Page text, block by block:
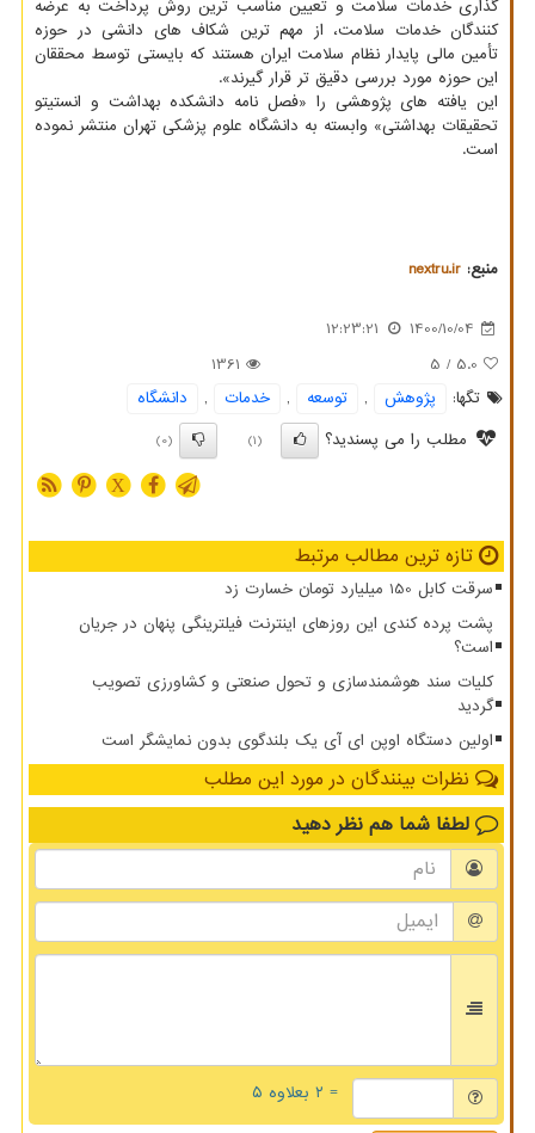
گذاری خدمات سلامت و تعیین مناسب ترین روش پرداخت به عرضه
کنندگان خدمات سلامت، از مهم ترین شکاف های دانشی در حوزه
تأمین مالی پایدار نظام سلامت ایران هستند که بایستی توسط محققان
این حوزه مورد بررسی دقیق تر قرار گیرند».
این یافته های پژوهشی را «فصل نامه دانشکده بهداشت و انستیتو
تحقیقات بهداشتی» وابسته به دانشگاه علوم پزشکی تهران منتشر نموده
است.
منبع: nextru.ir
1400/10/04
12:23:21
5.0
/ 5
1361
تگها:
پژوهش , توسعه , خدمات ,
دانشگاه
مطلب را می پسندید؟
(1)
(0)
X
تازه ترین مطالب مرتبط
سرقت کابل 150 میلیارد تومان خسارت زد
پشت پرده کندی این روزهای اینترنت فیلترینگی پنهان در جریان
است؟
کلیات سند هوشمندسازی و تحول صنعتی و کشاورزی تصویب
گردید
اولین دستگاه اوپن ای آی یک بلندگوی بدون نمایشگر است
نظرات بینندگان در مورد این مطلب
لطفا شما هم نظر دهید
= ۲ بعلاوه ۵